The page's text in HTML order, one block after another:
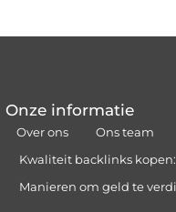
Onze informatie
Over ons Ons team
Kwaliteit backlinks
Manieren om geld te